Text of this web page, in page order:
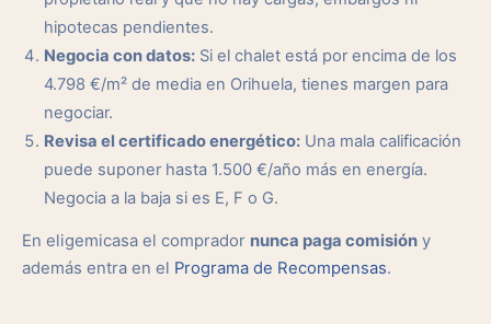
hipotecas pendientes.
Negocia con datos: Si el chalet está por encima de los
4.798 €/m² de media en Orihuela, tienes margen para
negociar.
Revisa el certificado energético: Una mala calificación
puede suponer hasta 1.500 €/año más en energía.
Negocia a la baja si es E, F o G.
En eligemicasa el comprador nunca paga comisión y
además entra en el Programa de Recompensas.